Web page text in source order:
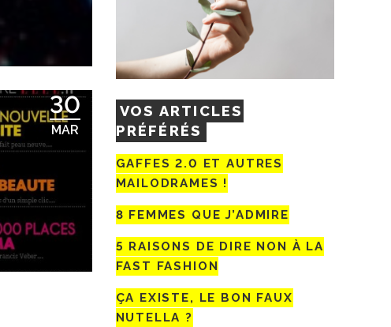
30
MAR
VOS ARTICLES
PRÉFÉRÉS
GAFFES 2.0 ET AUTRES
MAILODRAMES !
8 FEMMES QUE J’ADMIRE
5 RAISONS DE DIRE NON À LA
FAST FASHION
ÇA EXISTE, LE BON FAUX
NUTELLA ?